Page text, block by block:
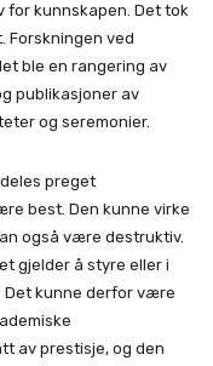
for kunnskapen. Det tok
Forskningen ved
ble en rangering av
publikasjoner av
og seremonier.
preget
best. Den kunne virke
også være destruktiv.
gjelder å styre eller i
Det kunne derfor være
av prestisje, og den